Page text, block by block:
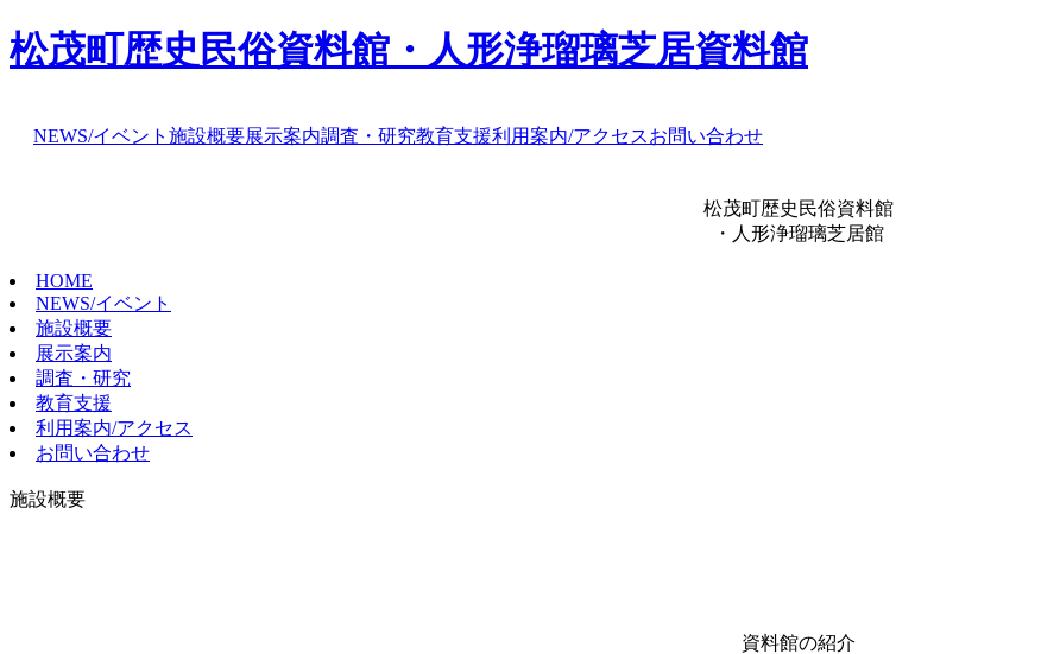
松茂町歴史民俗資料館・人形浄瑠璃芝居資料館
NEWS/イベント 施設概要展示案内調査・研究教育支援利用案内/アクセスお問い合わせ
松茂町歴史民俗資料館
・人形浄瑠璃芝居館
HOME
NEWS/イベント
施設概要
展示案内
調査・研究
教育支援
利用案内/アクセス
お問い合わせ
施設概要
資料館の紹介